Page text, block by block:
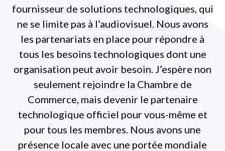
fournisseur de solutions technologiques, qui
ne se limite pas à l’audiovisuel. Nous avons
les partenariats en place pour répondre à
tous les besoins technologiques dont une
organisation peut avoir besoin. J’espère non
seulement rejoindre la Chambre de
Commerce, mais devenir le partenaire
technologique officiel pour vous-même et
pour tous les membres. Nous avons une
présence locale avec une portée mondiale